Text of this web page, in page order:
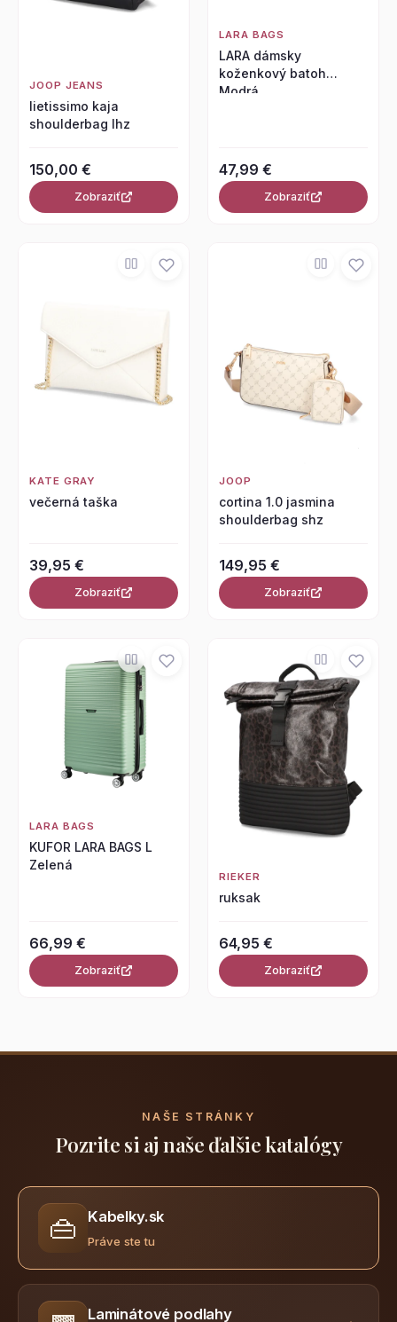
JOOP JEANS
lietissimo kaja
shoulderbag lhz
150,00 €
Zobraziť
LARA BAGS
LARA dámsky
koženkový batoh
Modrá
47,99 €
Zobraziť
KATE GRAY
večerná taška
39,95 €
Zobraziť
JOOP
cortina 1.0 jasmina
shoulderbag shz
149,95 €
Zobraziť
LARA BAGS
KUFOR LARA BAGS L
Zelená
66,99 €
Zobraziť
RIEKER
ruksak
64,95 €
Zobraziť
NAŠE STRÁNKY
Pozrite si aj naše ďalšie katalógy
👜 Kabelky.sk
Práve ste tu
Laminátové podlahy